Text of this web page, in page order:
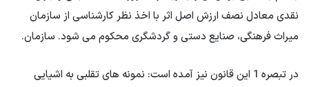
نقدی معادل نصف ارزش اصل اثر با اخذ نظر کارشناسی از سازمان
میراث فرهنگی، صنایع دستی و گردشگری محکوم می شود. سازمان.
در تبصره 1 این قانون نیز آمده است: نمونه های تقلبی به اشیایی